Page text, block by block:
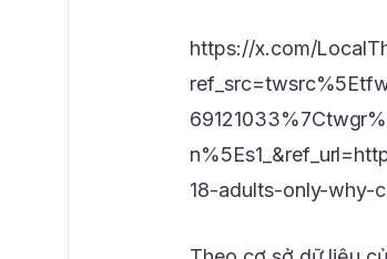
https://x.com/
18-adults-only-why-